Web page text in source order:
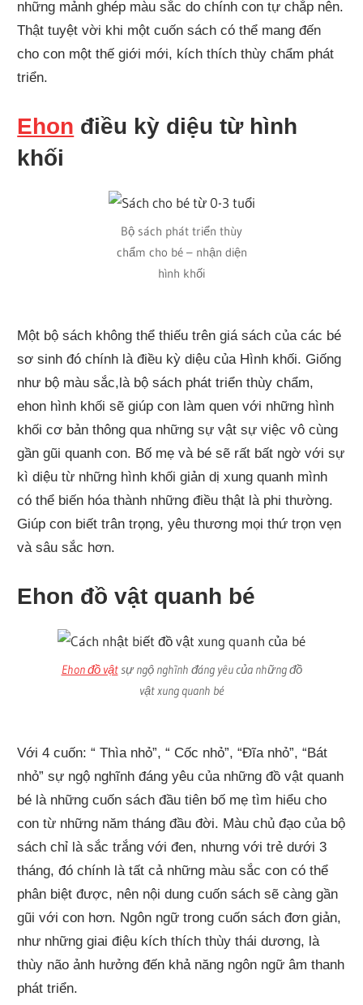
những mảnh ghép màu sắc do chính con tự chắp nên.
Thật tuyệt vời khi một cuốn sách có thể mang đến
cho con một thế giới mới, kích thích thùy chẩm phát
triển.
Ehon điều kỳ diệu từ hình
khối
Bộ sách phát triển thùy
chẩm cho bé – nhận diện
hình khối
Một bộ sách không thể thiếu trên giá sách của các bé
sơ sinh đó chính là điều kỳ diệu của Hình khối. Giống
như bộ màu sắc,là bộ sách phát triển thùy chẩm,
ehon hình khối sẽ giúp con làm quen với những hình
khối cơ bản thông qua những sự vật sự việc vô cùng
gần gũi quanh con. Bố mẹ và bé sẽ rất bất ngờ với sự
kì diệu từ những hình khối giản dị xung quanh mình
có thể biến hóa thành những điều thật là phi thường.
Giúp con biết trân trọng, yêu thương mọi thứ trọn vẹn
và sâu sắc hơn.
Ehon đồ vật quanh bé
Ehon đồ vậtsự ngộ nghĩnh đáng yêu của những đồ
vật xung quanh bé
Với 4 cuốn: “ Thìa nhỏ”, “ Cốc nhỏ”, “Đĩa nhỏ”, “Bát
nhỏ” sự ngộ nghĩnh đáng yêu của những đồ vật quanh
bé là những cuốn sách đầu tiên bố mẹ tìm hiểu cho
con từ những năm tháng đầu đời. Màu chủ đạo của bộ
sách chỉ là sắc trắng với đen, nhưng với trẻ dưới 3
tháng, đó chính là tất cả những màu sắc con có thể
phân biệt được, nên nội dung cuốn sách sẽ càng gần
gũi với con hơn. Ngôn ngữ trong cuốn sách đơn giản,
như những giai điệu kích thích thùy thái dương, là
thùy não ảnh hưởng đến khả năng ngôn ngữ âm thanh
phát triển.